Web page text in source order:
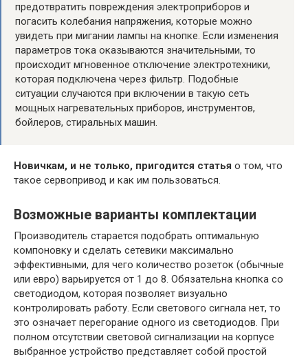
предотвратить повреждения электроприборов и
погасить колебания напряжения, которые можно
увидеть при мигании лампы на кнопке. Если изменения
параметров тока оказываются значительными, то
происходит мгновенное отключение электротехники,
которая подключена через фильтр. Подобные
ситуации случаются при включении в такую сеть
мощных нагревательных приборов, инструментов,
бойлеров, стиральных машин.
Новичкам, и не только, пригодится статья о том, что
такое сервопривод и как им пользоваться.
Возможные варианты комплектации
Производитель старается подобрать оптимальную
компоновку и сделать сетевики максимально
эффективными, для чего количество розеток (обычные
или евро) варьируется от 1 до 8. Обязательна кнопка со
светодиодом, которая позволяет визуально
контролировать работу. Если светового сигнала нет, то
это означает перегорание одного из светодиодов. При
полном отсутствии световой сигнализации на корпусе
выбранное устройство представляет собой простой